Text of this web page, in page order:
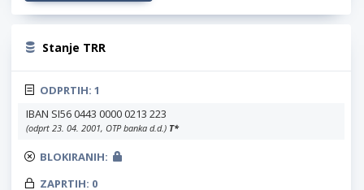
Stanje TRR
ODPRTIH: 1
IBAN SI56 0443 0000 0213 223
(odprt 23. 04. 2001, OTP banka d.d.) T*
BLOKIRANIH:
ZAPRTIH: 0